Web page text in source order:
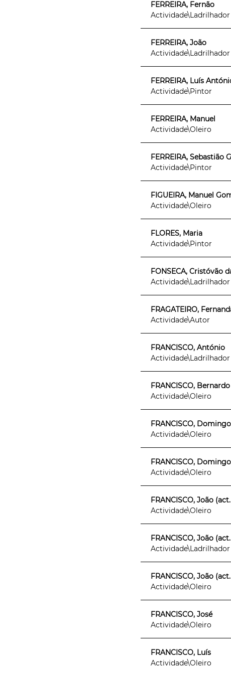
FERREIRA, Fernão
Actividade\Ladrilhador
FERREIRA, João
Actividade\Ladrilhador
FERREIRA, Luís
Actividade\Pintor
FERREIRA, Manuel
Actividade\Oleiro
FERREIRA, Sebastião
Actividade\Pintor
FIGUEIRA, Manuel
Actividade\Oleiro
FLORES, Maria
Actividade\Pintor
FONSECA, Cristóvão
Actividade\Ladrilhador
FRAGATEIRO,
Actividade\Autor
FRANCISCO, António
Actividade\Ladrilhador
FRANCISCO, Bernardo
Actividade\Oleiro
FRANCISCO,
Actividade\Oleiro
FRANCISCO,
Actividade\Oleiro
FRANCISCO, João (act.
Actividade\Oleiro
FRANCISCO, João (act.
Actividade\Ladrilhador
FRANCISCO, João
Actividade\Oleiro
FRANCISCO, José
Actividade\Oleiro
FRANCISCO, Luís
Actividade\Oleiro